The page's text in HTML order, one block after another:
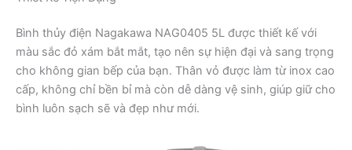
Bình thủy điện Nagakawa NAG0405 5L được thiết kế với
màu sắc đỏ xám bắt mắt, tạo nên sự hiện đại và sang trọng
cho không gian bếp của bạn. Thân vỏ được làm từ inox cao
cấp, không chỉ bền bỉ mà còn dễ dàng vệ sinh, giúp giữ cho
bình luôn sạch sẽ và đẹp như mới.